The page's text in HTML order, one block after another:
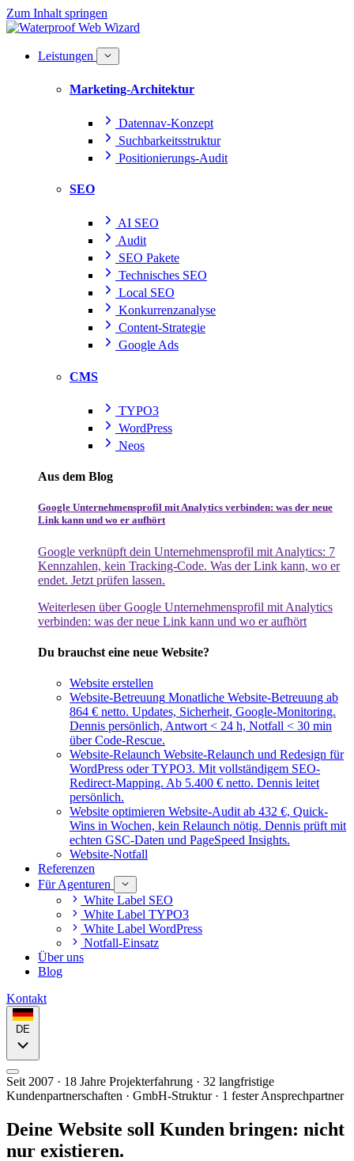
Zum Inhalt springen
Leistungen
Marketing-Architektur
Datennav-Konzept
Suchbarkeitsstruktur
Positionierungs-Audit
SEO
AI SEO
Audit
SEO Pakete
Technisches SEO
Local SEO
Konkurrenzanalyse
Content-Strategie
Google Ads
CMS
TYPO3
WordPress
Neos
Aus dem Blog
Google Unternehmensprofil mit Analytics verbinden: was der neue
Link kann und wo er aufhört
Google verknüpft dein Unternehmensprofil mit Analytics: 7
Kennzahlen, kein Tracking-Code. Was der Link kann, wo er
endet. Jetzt prüfen lassen.
Weiterlesen über Google Unternehmensprofil mit Analytics
verbinden: was der neue Link kann und wo er aufhört
Du brauchst eine neue Website?
Website erstellen
Website-Betreuung Monatliche Website-Betreuung ab
864 € netto. Updates, Sicherheit, Google-Monitoring.
Dennis persönlich, Antwort < 24 h, Notfall < 30 min
über Code-Rescue.
Website-Relaunch Website-Relaunch und Redesign für
WordPress oder TYPO3. Mit vollständigem SEO-
Redirect-Mapping. Ab 5.400 € netto. Dennis leitet
persönlich.
Website optimieren Website-Audit ab 432 €, Quick-
Wins in Wochen, kein Relaunch nötig. Dennis prüft mit
echten GSC-Daten und PageSpeed Insights.
Website-Notfall
Referenzen
Für Agenturen
White Label SEO
White Label TYPO3
White Label WordPress
Notfall-Einsatz
Über uns
Blog
Kontakt
DE
Seit 2007 · 18 Jahre Projekterfahrung · 32 langfristige
Kundenpartnerschaften · GmbH-Struktur · 1 fester Ansprechpartner
Deine Website soll Kunden bringen: nicht
nur existieren.